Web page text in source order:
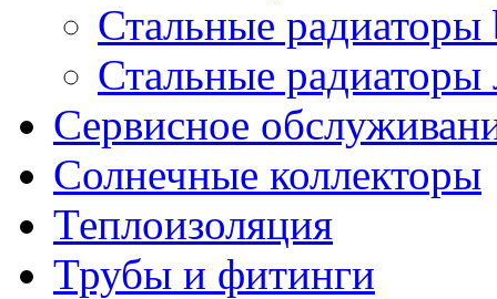
Стальные радиаторы
Стальные радиаторы
Сервисное
Солнечные коллекторы
Теплоизоляция
Трубы и фитинги